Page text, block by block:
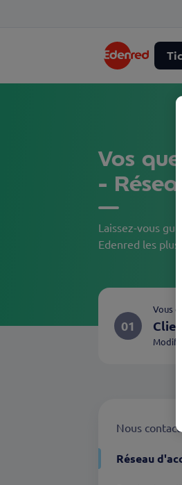
Vos
-
Laissez-vous
Edenred les
01
Vous
Client
Modifier
Nous
Réseau